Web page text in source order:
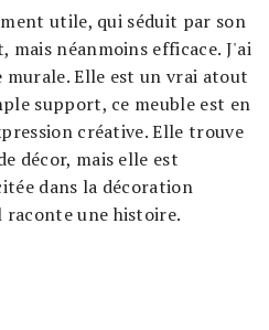
utile, qui séduit par son
néanmoins efficace. J'ai
Elle est un vrai atout
support, ce meuble est en
créative. Elle trouve
décor, mais elle est
dans la décoration
raconte une histoire.